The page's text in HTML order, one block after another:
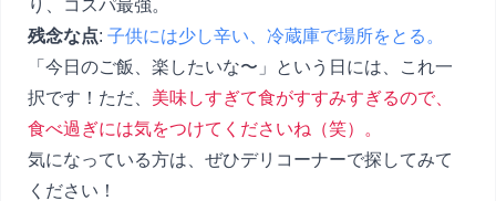
り、コスパ最強。
残念な点: 子供には少し辛い、冷蔵庫で場所をとる。
「今日のご飯、楽したいな〜」という日には、これ一
択です！ただ、 美味しすぎて食がすすみすぎるので、
食べ過ぎには気をつけてくださいね（笑）。
気になっている方は、ぜひデリコーナーで探してみて
ください！